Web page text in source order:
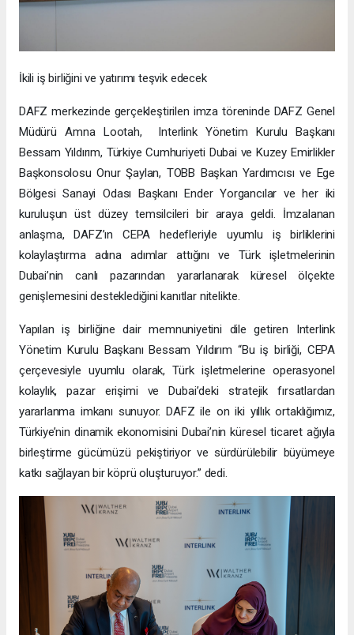
İkili iş birliğini ve yatırımı teşvik edecek
DAFZ merkezinde gerçekleştirilen imza töreninde DAFZ Genel
Müdürü Amna Lootah, Interlink Yönetim Kurulu Başkanı
Bessam Yıldırım, Türkiye Cumhuriyeti Dubai ve Kuzey Emirlikler
Başkonsolosu Onur Şaylan, TOBB Başkan Yardımcısı ve Ege
Bölgesi Sanayi Odası Başkanı Ender Yorgancılar ve her iki
kuruluşun üst düzey temsilcileri bir araya geldi. İmzalanan
anlaşma, DAFZ’ın CEPA hedefleriyle uyumlu iş birliklerini
kolaylaştırma adına adımlar attığını ve Türk işletmelerinin
Dubai’nin canlı pazarından yararlanarak küresel ölçekte
genişlemesini desteklediğini kanıtlar nitelikte.
Yapılan iş birliğine dair memnuniyetini dile getiren Interlink
Yönetim Kurulu Başkanı Bessam Yıldırım “Bu iş birliği, CEPA
çerçevesiyle uyumlu olarak, Türk işletmelerine operasyonel
kolaylık, pazar erişimi ve Dubai’deki stratejik fırsatlardan
yararlanma imkanı sunuyor. DAFZ ile on iki yıllık ortaklığımız,
Türkiye’nin dinamik ekonomisini Dubai’nin küresel ticaret ağıyla
birleştirme gücümüzü pekiştiriyor ve sürdürülebilir büyümeye
katkı sağlayan bir köprü oluşturuyor.” dedi.